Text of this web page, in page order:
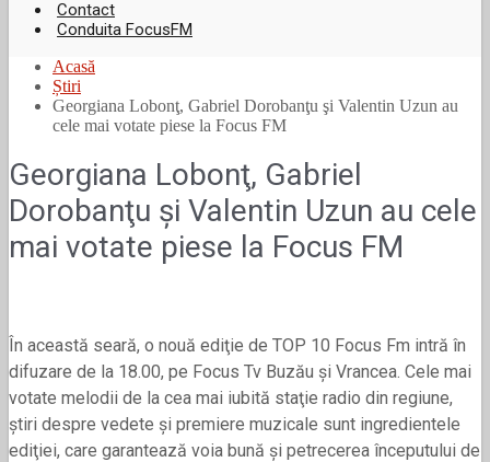
Contact
Conduita FocusFM
Acasă
Știri
Georgiana Lobonţ, Gabriel Dorobanţu şi Valentin Uzun au
cele mai votate piese la Focus FM
Georgiana Lobonţ, Gabriel
Dorobanţu şi Valentin Uzun au cele
mai votate piese la Focus FM
În această seară, o nouă ediţie de TOP 10 Focus Fm intră în
difuzare de la 18.00, pe Focus Tv Buzău şi Vrancea. Cele mai
votate melodii de la cea mai iubită staţie radio din regiune,
ştiri despre vedete şi premiere muzicale sunt ingredientele
ediţiei, care garantează voia bună şi petrecerea începutului de